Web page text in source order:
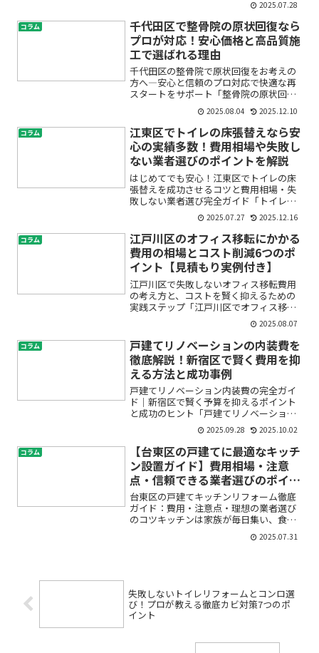
「排水の流れが悪い！」「マンションで
水回りトラブル、すぐ直してほしい」――そ
んな急なキッチント...
2025.07.28
コラム
千代田区で整骨院の原状回復なら
プロが対応！安心価格と高品質施
工で選ばれる理由
千代田区の整骨院で原状回復をお考えの
方へ―安心と信頼のプロ対応で快適な再
スタートをサポート「整骨院の原状回復
って、どこに相談すればいいの？」「初
めてのことで不安…費用や進め方もよく
わからない」――そんな不安や疑問をお持ち
の方も多いのではない...
2025.08.04 2025.12.10
コラム
江東区でトイレの床張替えなら安
心の実績多数！費用相場や失敗し
ない業者選びのポイントを解説
はじめてでも安心！江東区でトイレの床
張替えを成功させるコツと費用相場・失
敗しない業者選び完全ガイド「トイレの
床が古くなってきた」「床のシミや汚れ
が気になる」「リフォームしたいけど費
用や業者選びが不安」――そんなお悩みをお
持ちではありませんか...
2025.07.27 2025.12.16
コラム
江戸川区のオフィス移転にかかる
費用の相場とコスト削減6つのポ
イント【見積もり実例付き】
江戸川区で失敗しないオフィス移転費用
の考え方と、コストを賢く抑えるための
実践ステップ「江戸川区でオフィス移転
を検討し始めたものの、何から手をつけ
ていいかわからない」「見積もりの内容
や費用の相場が分からず不安」「できる
だけコストを抑えたいけれ...
2025.08.07
コラム
戸建てリノベーションの内装費を
徹底解説！新宿区で賢く費用を抑
える方法と成功事例
戸建てリノベーション内装費の完全ガイ
ド｜新宿区で賢く予算を抑えるポイント
と成功のヒント「戸建てリノベーション
を検討しているけれど、内装費がどれく
らいかかるのか分からず不安…」「新宿
区でコストを抑えながらも理想の空間を
つくるにはどうしたらいい...
2025.09.28 2025.10.02
コラム
【台東区の戸建てに最適なキッチ
ン設置ガイド】費用相場・注意
点・信頼できる業者選びのポイン
ト
台東区の戸建てキッチンリフォーム徹底
ガイド：費用・注意点・理想の業者選び
のコツキッチンは家族が毎日集い、食事
や会話を楽しむ大切な場所です。しか
し、「戸建てのキッチンを新しくしたい
2025.07.31
失敗しないトイレリフォームとコンロ選
び！プロが教える徹底カビ対策7つのポ
イント